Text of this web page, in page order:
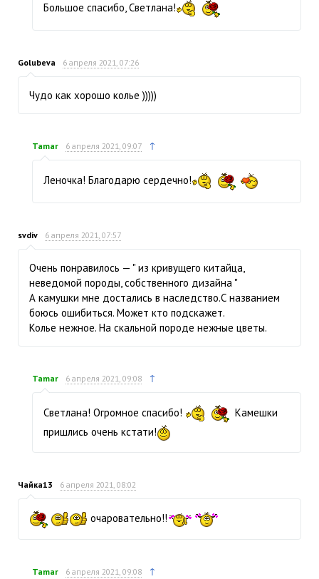
Большое спасибо, Светлана!
Golubeva 6 апреля 2021, 07:26
Чудо как хорошо колье )))))
Tamar 6 апреля 2021, 09:07 ↑
Леночка! Благодарю сердечно!
svdiv 6 апреля 2021, 07:57
Очень понравилось — " из кривущего китайца,
неведомой породы, собственного дизайна "
А камушки мне достались в наследство.С названием
боюсь ошибиться. Может кто подскажет.
Колье нежное. На скальной породе нежные цветы.
Tamar 6 апреля 2021, 09:08 ↑
Светлана! Огромное спасибо!
Камешки
пришлись очень кстати!
Чайка13 6 апреля 2021, 08:02
очаровательно!!
Tamar 6 апреля 2021, 09:08 ↑